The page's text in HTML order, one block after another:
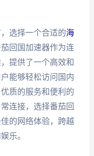
选择一个合适的海
回国加速器作为连
提供了一个高效和
能够轻松访问国内
质的服务和便利的
连接，选择番茄回
的网络体验，跨越
乐。